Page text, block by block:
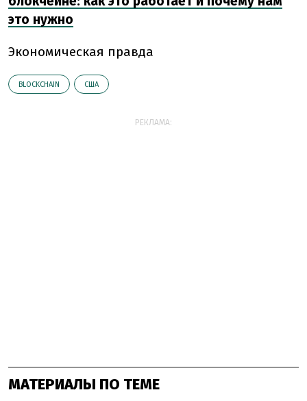
это нужно
Экономическая правда
BLOCKCHAIN США
РЕКЛАМА:
МАТЕРИАЛЫ ПО ТЕМЕ